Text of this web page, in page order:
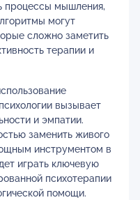
процессы мышления,
могут
сложно заметить
терапии и
вызывает
и эмпатии.
заменить живого
инструментом в
играть ключевую
психотерапии
помощи.